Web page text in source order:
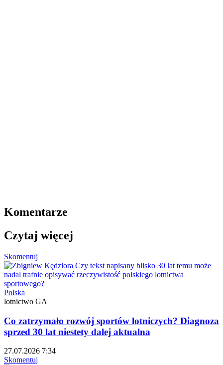
Komentarze
Czytaj więcej
Skomentuj
Polska
lotnictwo GA
Co zatrzymało rozwój sportów lotniczych? Diagnoza
sprzed 30 lat niestety dalej aktualna
27.07.2026 7:34
Skomentuj